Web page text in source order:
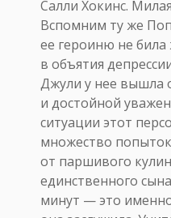
Салли Хокинс.
Вспомним ту же
ее героиню не била
в объятия
Джули у нее вышла
и достойной
ситуации этот
множество
от паршивого
единственного
минут — это